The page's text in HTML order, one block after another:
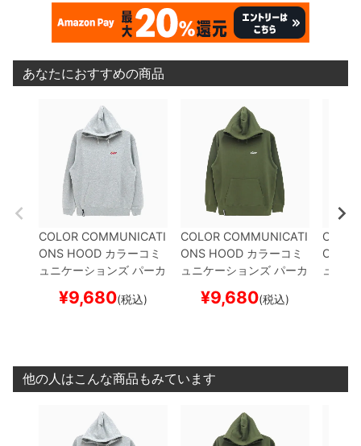
あなたにおすすめの商品
COLOR COMMUNICATI
ONS HOOD カラーコミ
ュニケーションズ パーカ
TTERGREY刺繍ロゴ
¥9,680(税込)
COLOR COMMUNICATI
ONS HOOD カラーコミ
ュニケーションズ パーカ
TTERLIGHT OLIVE刺
¥9,680(税込)
ONS
ュニケ
他の人はこんな商品もみています